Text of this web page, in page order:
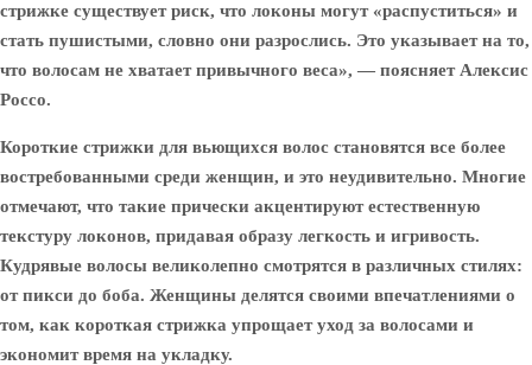
стрижке существует риск, что локоны могут «распуститься» и
стать пушистыми, словно они разрослись. Это указывает на то,
что волосам не хватает привычного веса», — поясняет Алексис
Россо.
Короткие стрижки для вьющихся волос становятся все более
востребованными среди женщин, и это неудивительно. Многие
отмечают, что такие прически акцентируют естественную
текстуру локонов, придавая образу легкость и игривость.
Кудрявые волосы великолепно смотрятся в различных стилях:
от пикси до боба. Женщины делятся своими впечатлениями о
том, как короткая стрижка упрощает уход за волосами и
экономит время на укладку.